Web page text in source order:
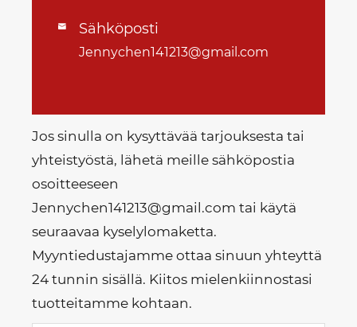
 Sähköposti
Jennychen141213@gmail.com
Jos sinulla on kysyttävää tarjouksesta tai
yhteistyöstä, lähetä meille sähköpostia
osoitteeseen
Jennychen141213@gmail.com tai käytä
seuraavaa kyselylomaketta.
Myyntiedustajamme ottaa sinuun yhteyttä
24 tunnin sisällä. Kiitos mielenkiinnostasi
tuotteitamme kohtaan.